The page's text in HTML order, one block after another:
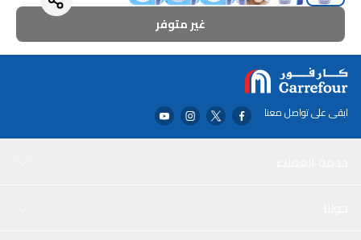
غير متوفر
ابقى على تواصل معنا